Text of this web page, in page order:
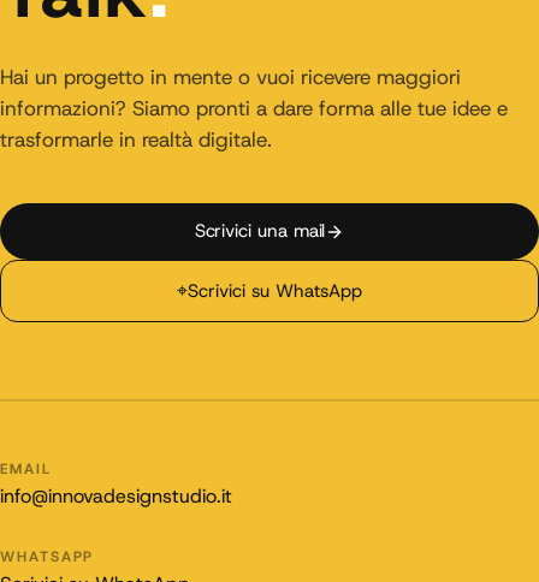
Hai un progetto in mente o vuoi ricevere maggiori
informazioni? Siamo pronti a dare forma alle tue idee e
trasformarle in realtà digitale.
Scrivici una mail
⌖Scrivici su WhatsApp
EMAIL
info@innovadesignstudio.it
WHATSAPP